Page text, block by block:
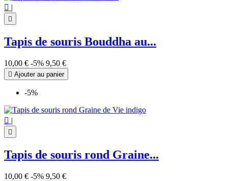
 |

Tapis de souris Bouddha au...
10,00 € -5% 9,50 €
 Ajouter au panier
-5%
 |

Tapis de souris rond Graine...
10,00 € -5% 9,50 €